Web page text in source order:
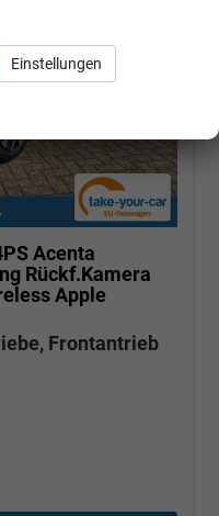
Acenta
Rückf.Kamera
Apple
Frontantrieb
Einstellungen